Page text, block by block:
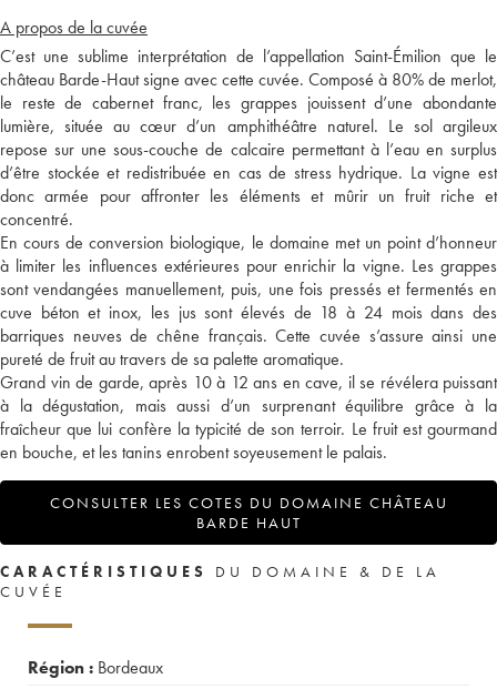
A propos de la cuvée
C’est une sublime interprétation de l’appellation Saint-Émilion que le
château Barde-Haut signe avec cette cuvée. Composé à 80% de merlot,
le reste de cabernet franc, les grappes jouissent d’une abondante
lumière, située au cœur d’un amphithéâtre naturel. Le sol argileux
repose sur une sous-couche de calcaire permettant à l’eau en surplus
d’être stockée et redistribuée en cas de stress hydrique. La vigne est
donc armée pour affronter les éléments et mûrir un fruit riche et
concentré.
En cours de conversion biologique, le domaine met un point d’honneur
à limiter les influences extérieures pour enrichir la vigne. Les grappes
sont vendangées manuellement, puis, une fois pressés et fermentés en
cuve béton et inox, les jus sont élevés de 18 à 24 mois dans des
barriques neuves de chêne français. Cette cuvée s’assure ainsi une
pureté de fruit au travers de sa palette aromatique.
Grand vin de garde, après 10 à 12 ans en cave, il se révélera puissant
à la dégustation, mais aussi d’un surprenant équilibre grâce à la
fraîcheur que lui confère la typicité de son terroir. Le fruit est gourmand
en bouche, et les tanins enrobent soyeusement le palais.
CONSULTER LES COTES DU DOMAINE CHÂTEAU
BARDE HAUT
CARACTÉRISTIQUES
DU DOMAINE & DE LA
CUVÉE
Région : Bordeaux